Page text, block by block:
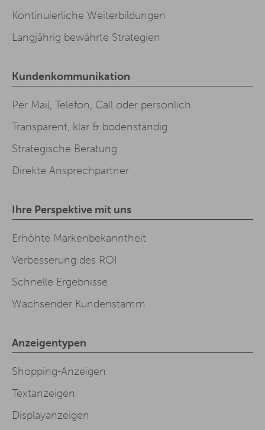
Kontinuierliche Weiterbildungen
Langjährig bewährte Strategien
Kundenkommunikation
Per Mail, Telefon, Call oder persönlich
Transparent, klar & bodenständig
Strategische Beratung
Direkte Ansprechpartner
Ihre Perspektive mit uns
Erhöhte Markenbekanntheit
Verbesserung des ROI
Schnelle Ergebnisse
Wachsender Kundenstamm
Anzeigentypen
Shopping-Anzeigen
Textanzeigen
Displayanzeigen